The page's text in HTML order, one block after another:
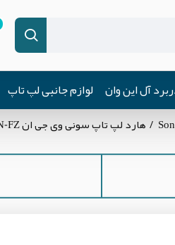
آل این وان لوازم جانبی لپ تاپ
هارد لپ تاپ سونی وی جی ان Sony VGN-FZ